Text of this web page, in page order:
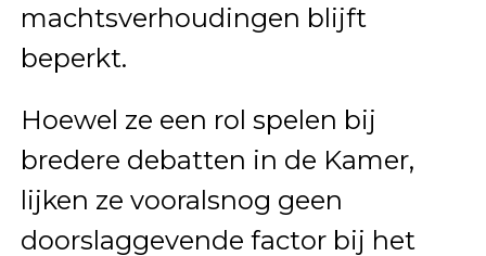
machtsverhoudingen blijft
beperkt.
Hoewel ze een rol spelen bij
bredere debatten in de Kamer,
lijken ze vooralsnog geen
doorslaggevende factor bij het